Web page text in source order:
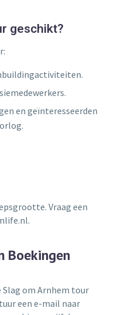
geschikt?
en geïnteresseerden
Vraag een
Boekingen
Slag om Arnhem tour
een e-mail naar